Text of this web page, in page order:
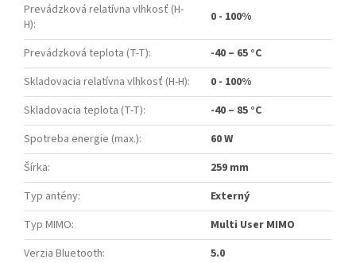
Prevádzková relatívna vlhkosť (H-
H): 0 - 100%
Prevádzková teplota (T-T):
-40 – 65 °C
Skladovacia relatívna vlhkosť (H-H):
0 - 100%
Skladovacia teplota (T-T):
-40 – 85 °C
Spotreba energie (max.):
60 W
Šírka:
259 mm
Typ antény:
Externý
Typ MIMO:
Multi User MIMO
Verzia Bluetooth:
5.0